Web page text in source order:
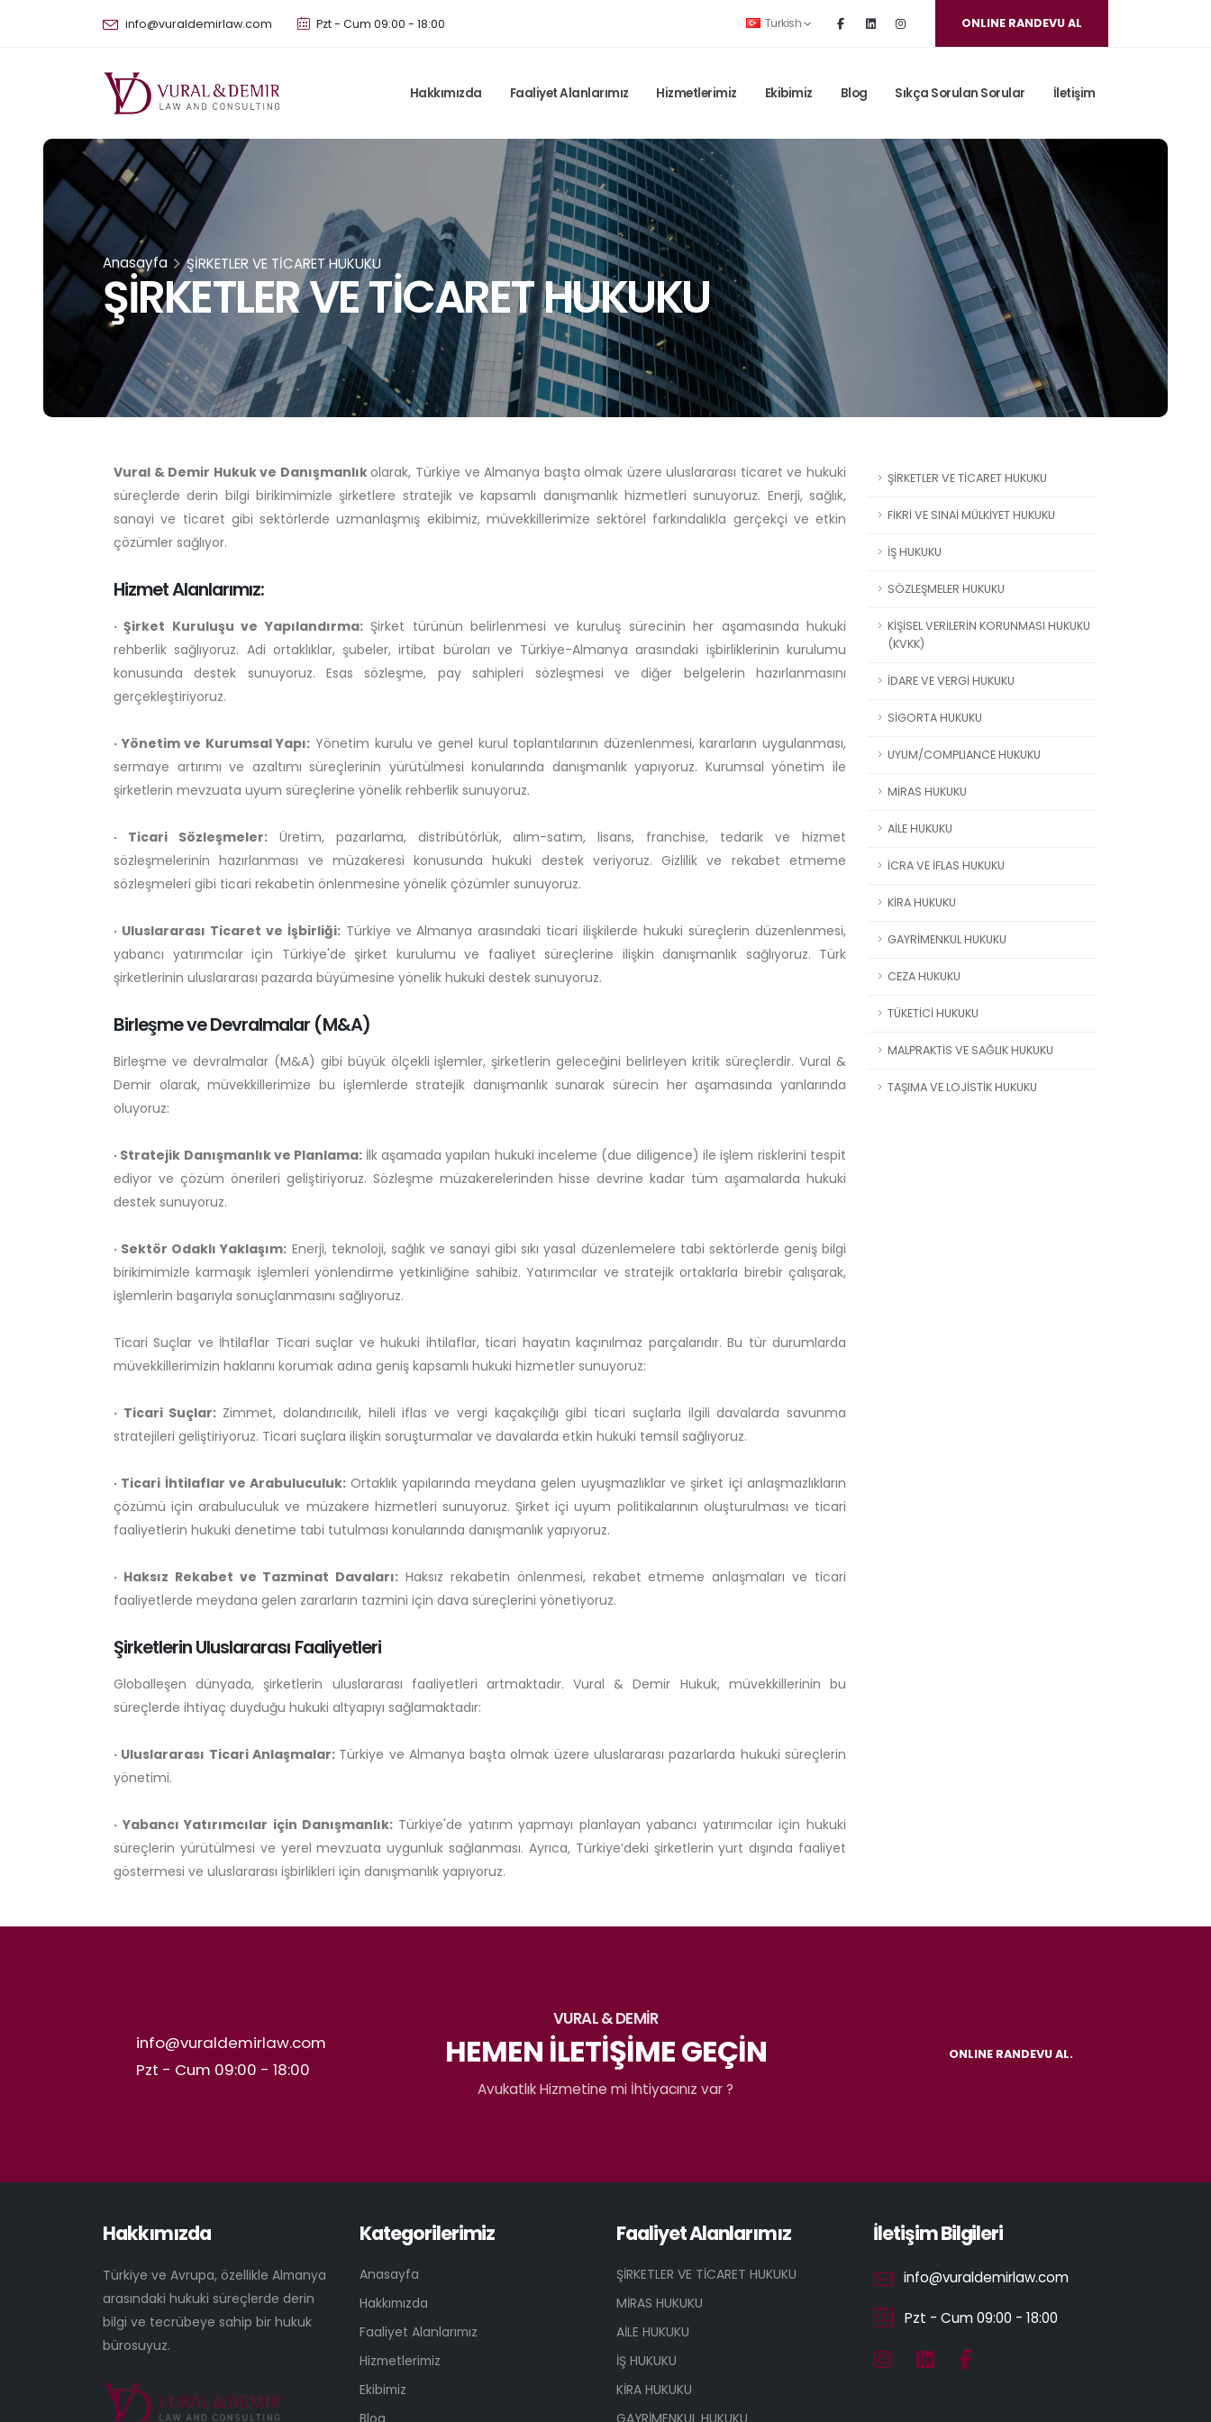
info@vuraldemirlaw.com Pzt - Cum 09:00 - 18:00 Turkish ONLINE RANDEVU AL
Hakkımızda Faaliyet Alanlarımız Hizmetlerimiz Ekibimiz Blog Sıkça Sorulan Sorular İletişim
Anasayfa ŞİRKETLER VE TİCARET HUKUKU
ŞİRKETLER VE TİCARET HUKUKU
Vural & Demir Hukuk ve Danışmanlıkolarak, Türkiye ve Almanya başta olmak üzere uluslararası ticaret ve hukuki
süreçlerde derin bilgi birikimimizle şirketlere stratejik ve kapsamlı danışmanlık hizmetleri sunuyoruz. Enerji, sağlık,
sanayi ve ticaret gibi sektörlerde uzmanlaşmış ekibimiz, müvekkillerimize sektörel farkındalıkla gerçekçi ve etkin
çözümler sağlıyor.
Hizmet Alanlarımız:
· Şirket Kuruluşu ve Yapılandırma:Şirket türünün belirlenmesi ve kuruluş sürecinin her aşamasında hukuki
rehberlik sağlıyoruz. Adi ortaklıklar, şubeler, irtibat büroları ve Türkiye-Almanya arasındaki işbirliklerinin kurulumu
konusunda destek sunuyoruz. Esas sözleşme, pay sahipleri sözleşmesi ve diğer belgelerin hazırlanmasını
gerçekleştiriyoruz.
· Yönetim ve Kurumsal Yapı: Yönetim kurulu ve genel kurul toplantılarının düzenlenmesi, kararların uygulanması,
sermaye artırımı ve azaltımı süreçlerinin yürütülmesi konularında danışmanlık yapıyoruz. Kurumsal yönetim ile
şirketlerin mevzuata uyum süreçlerine yönelik rehberlik sunuyoruz.
· Ticari Sözleşmeler:Üretim, pazarlama, distribütörlük, alım-satım, lisans, franchise, tedarik ve hizmet
sözleşmelerinin hazırlanması ve müzakeresi konusunda hukuki destek veriyoruz. Gizlilik ve rekabet etmeme
sözleşmeleri gibi ticari rekabetin önlenmesine yönelik çözümler sunuyoruz.
· Uluslararası Ticaret ve İşbirliği:Türkiye ve Almanya arasındaki ticari ilişkilerde hukuki süreçlerin düzenlenmesi,
yabancı yatırımcılar için Türkiye'de şirket kurulumu ve faaliyet süreçlerine ilişkin danışmanlık sağlıyoruz. Türk
şirketlerinin uluslararası pazarda büyümesine yönelik hukuki destek sunuyoruz.
Birleşme ve Devralmalar (M&A)
Birleşme ve devralmalar (M&A) gibi büyük ölçekli işlemler, şirketlerin geleceğini belirleyen kritik süreçlerdir. Vural &
Demir olarak, müvekkillerimize bu işlemlerde stratejik danışmanlık sunarak sürecin her aşamasında yanlarında
oluyoruz:
· Stratejik Danışmanlık ve Planlama: İlk aşamada yapılan hukuki inceleme (due diligence) ile işlem risklerini tespit
ediyor ve çözüm önerileri geliştiriyoruz. Sözleşme müzakerelerinden hisse devrine kadar tüm aşamalarda hukuki
destek sunuyoruz.
· Sektör Odaklı Yaklaşım: Enerji, teknoloji, sağlık ve sanayi gibi sıkı yasal düzenlemelere tabi sektörlerde geniş bilgi
birikimimizle karmaşık işlemleri yönlendirme yetkinliğine sahibiz. Yatırımcılar ve stratejik ortaklarla birebir çalışarak,
işlemlerin başarıyla sonuçlanmasını sağlıyoruz.
Ticari Suçlar ve İhtilaflar Ticari suçlar ve hukuki ihtilaflar, ticari hayatın kaçınılmaz parçalarıdır. Bu tür durumlarda
müvekkillerimizin haklarını korumak adına geniş kapsamlı hukuki hizmetler sunuyoruz:
· Ticari Suçlar: Zimmet, dolandırıcılık, hileli iflas ve vergi kaçakçılığı gibi ticari suçlarla ilgili davalarda savunma
stratejileri geliştiriyoruz. Ticari suçlara ilişkin soruşturmalar ve davalarda etkin hukuki temsil sağlıyoruz.
· Ticari İhtilaflar ve Arabuluculuk: Ortaklık yapılarında meydana gelen uyuşmazlıklar ve şirket içi anlaşmazlıkların
çözümü için arabuluculuk ve müzakere hizmetleri sunuyoruz. Şirket içi uyum politikalarının oluşturulması ve ticari
faaliyetlerin hukuki denetime tabi tutulması konularında danışmanlık yapıyoruz.
· Haksız Rekabet ve Tazminat Davaları: Haksız rekabetin önlenmesi, rekabet etmeme anlaşmaları ve ticari
faaliyetlerde meydana gelen zararların tazmini için dava süreçlerini yönetiyoruz.
Şirketlerin Uluslararası Faaliyetleri
Globalleşen dünyada, şirketlerin uluslararası faaliyetleri artmaktadır. Vural & Demir Hukuk, müvekkillerinin bu
süreçlerde ihtiyaç duyduğu hukuki altyapıyı sağlamaktadır:
· Uluslararası Ticari Anlaşmalar: Türkiye ve Almanya başta olmak üzere uluslararası pazarlarda hukuki süreçlerin
yönetimi.
· Yabancı Yatırımcılar için Danışmanlık: Türkiye'de yatırım yapmayı planlayan yabancı yatırımcılar için hukuki
süreçlerin yürütülmesi ve yerel mevzuata uygunluk sağlanması. Ayrıca, Türkiye’deki şirketlerin yurt dışında faaliyet
göstermesi ve uluslararası işbirlikleri için danışmanlık yapıyoruz.
ŞİRKETLER VE TİCARET HUKUKU
FİKRİ VE SINAİ MÜLKİYET HUKUKU
İŞ HUKUKU
SÖZLEŞMELER HUKUKU
KİŞİSEL VERİLERİN KORUNMASI HUKUKU
(KVKK)
İDARE VE VERGİ HUKUKU
SİGORTA HUKUKU
UYUM/COMPLIANCE HUKUKU
MİRAS HUKUKU
AİLE HUKUKU
İCRA VE İFLAS HUKUKU
KİRA HUKUKU
GAYRİMENKUL HUKUKU
CEZA HUKUKU
TÜKETİCİ HUKUKU
MALPRAKTİS VE SAĞLIK HUKUKU
TAŞIMA VE LOJİSTİK HUKUKU
info@vuraldemirlaw.com
Pzt - Cum 09:00 - 18:00
VURAL & DEMİR
HEMEN İLETİŞİME GEÇİN
Avukatlık Hizmetine mi İhtiyacınız var ?
ONLINE RANDEVU AL.
Hakkımızda
Türkiye ve Avrupa, özellikle Almanya
arasındaki hukuki süreçlerde derin
bilgi ve tecrübeye sahip bir hukuk
bürosuyuz.
Kategorilerimiz
Anasayfa
Hakkımızda
Faaliyet Alanlarımız
Hizmetlerimiz
Ekibimiz
Blog
Faaliyet Alanlarımız
ŞİRKETLER VE TİCARET HUKUKU
MİRAS HUKUKU
AİLE HUKUKU
İŞ HUKUKU
KİRA HUKUKU
GAYRİMENKUL HUKUKU
İletişim Bilgileri
info@vuraldemirlaw.com
Pzt - Cum 09:00 - 18:00